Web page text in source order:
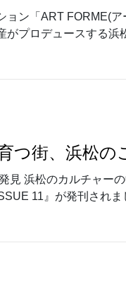
ョン「ART FORME(
がプロデュースする
つ街、浜松の
見 浜松のカルチャー
11』が発刊され